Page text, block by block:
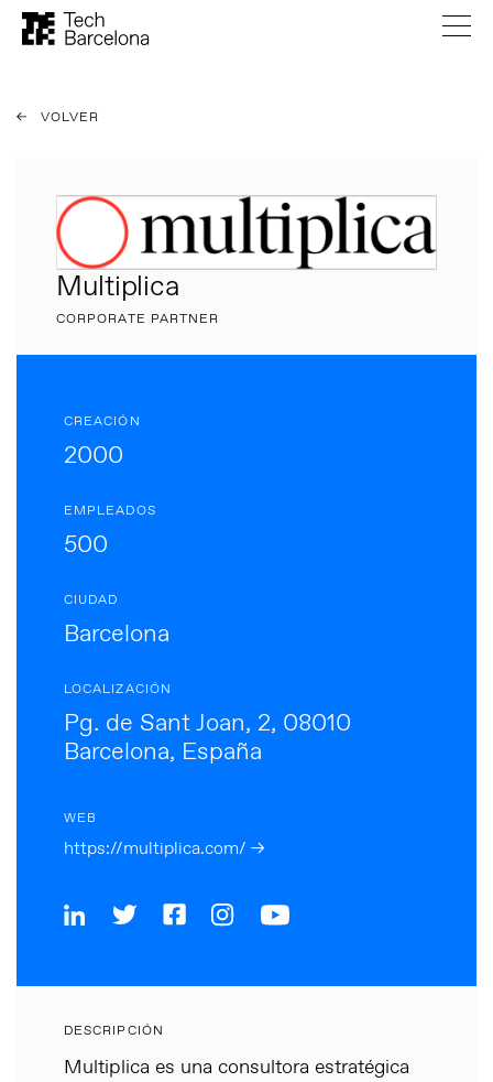
VOLVER
Multiplica
CORPORATE PARTNER
CREACIÓN
2000
EMPLEADOS
500
CIUDAD
Barcelona
LOCALIZACIÓN
Pg. de Sant Joan, 2, 08010
Barcelona, España
WEB
https://multiplica.com/ →
DESCRIPCIÓN
Multiplica es una consultora estratégica